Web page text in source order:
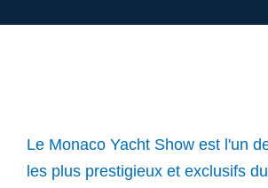
Le Monaco Yacht Show est l'un
les plus prestigieux et exclusifs